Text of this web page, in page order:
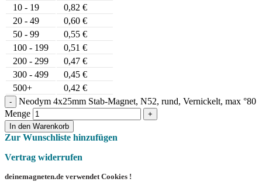
10 - 19
0,82 €
20 - 49
0,60 €
50 - 99
0,55 €
100 - 199
0,51 €
200 - 299
0,47 €
300 - 499
0,45 €
500+
0,42 €
Neodym 4x25mm Stab-Magnet, N52, rund, Vernickelt, max °80
Menge
In den Warenkorb
Zur Wunschliste hinzufügen
Vertrag widerrufen
deinemagneten.de verwendet Cookies !